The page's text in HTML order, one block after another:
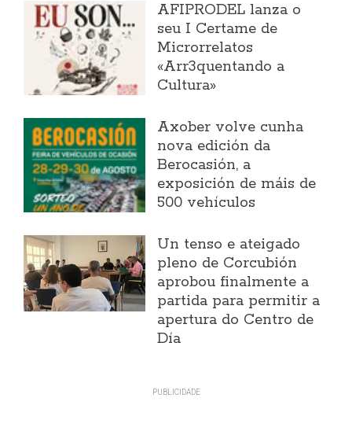
AFIPRODEL lanza o
seu I Certame de
Microrrelatos
«Arr3quentando a
Cultura»
Axober volve cunha
nova edición da
Berocasión, a
exposición de máis de
500 vehículos
Un tenso e ateigado
pleno de Corcubión
aprobou finalmente a
partida para permitir a
apertura do Centro de
Día